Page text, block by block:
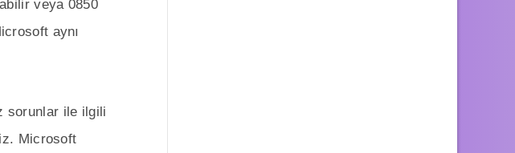
veya 0850
aynı
sorunlar ile ilgili
Microsoft